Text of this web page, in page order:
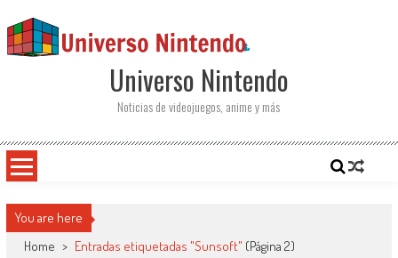
Universo Nintendo
Noticias de videojuegos, anime y más
You are here
Home > Entradas etiquetadas "Sunsoft" (Página 2)